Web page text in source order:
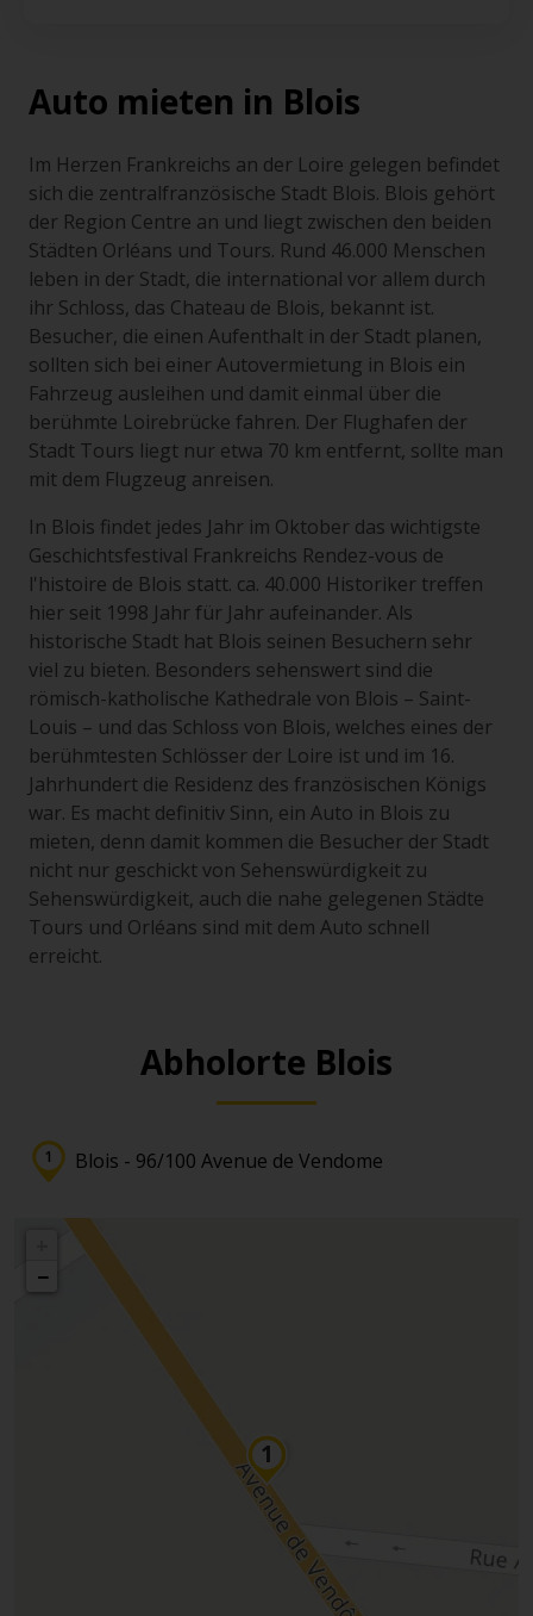
Auto mieten in Blois
Im Herzen Frankreichs an der Loire gelegen befindet
sich die zentralfranzösische Stadt Blois. Blois gehört
der Region Centre an und liegt zwischen den beiden
Städten Orléans und Tours. Rund 46.000 Menschen
leben in der Stadt, die international vor allem durch
ihr Schloss, das Chateau de Blois, bekannt ist.
Besucher, die einen Aufenthalt in der Stadt planen,
sollten sich bei einer Autovermietung in Blois ein
Fahrzeug ausleihen und damit einmal über die
berühmte Loirebrücke fahren. Der Flughafen der
Stadt Tours liegt nur etwa 70 km entfernt, sollte man
mit dem Flugzeug anreisen.
In Blois findet jedes Jahr im Oktober das wichtigste
Geschichtsfestival Frankreichs Rendez-vous de
l'histoire de Blois statt. ca. 40.000 Historiker treffen
hier seit 1998 Jahr für Jahr aufeinander. Als
historische Stadt hat Blois seinen Besuchern sehr
viel zu bieten. Besonders sehenswert sind die
römisch-katholische Kathedrale von Blois – Saint-
Louis – und das Schloss von Blois, welches eines der
berühmtesten Schlösser der Loire ist und im 16.
Jahrhundert die Residenz des französischen Königs
war. Es macht definitiv Sinn, ein Auto in Blois zu
mieten, denn damit kommen die Besucher der Stadt
nicht nur geschickt von Sehenswürdigkeit zu
Sehenswürdigkeit, auch die nahe gelegenen Städte
Tours und Orléans sind mit dem Auto schnell
erreicht.
Abholorte Blois
Blois - 96/100 Avenue de Vendome
−